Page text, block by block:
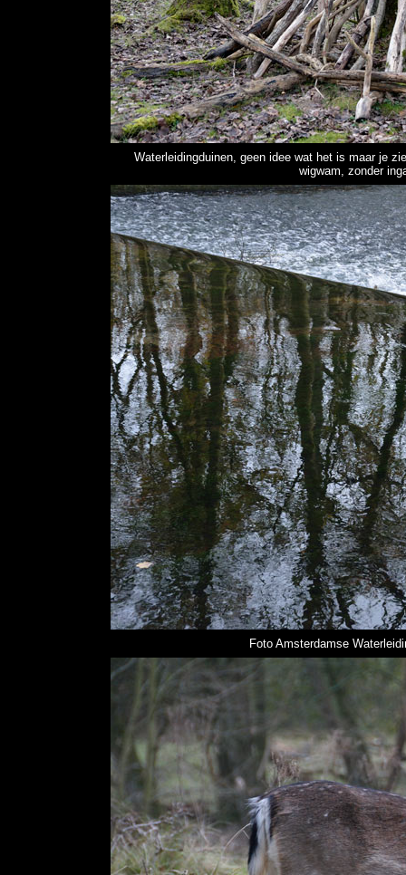
Waterleidingduinen, geen idee wat het is maar je
wigwam, zonder
Foto Amsterdamse